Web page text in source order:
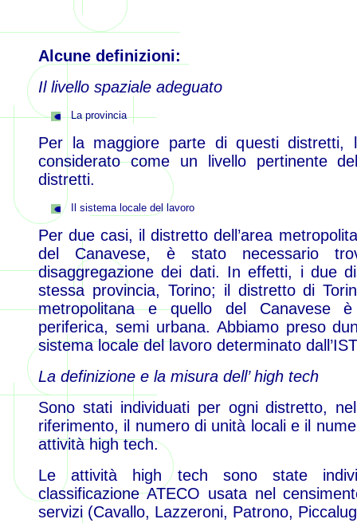
Alcune definizioni:
Il livello spaziale adeguato
La provincia
Per la maggiore parte di questi distretti,
considerato come un livello pertinente
distretti.
Il sistema locale del lavoro
Per due casi, il distretto dell’area
del Canavese, è stato necessario
disaggregazione dei dati. In effetti, i due
stessa provincia, Torino; il distretto di
metropolitana e quello del Canavese è
periferica, semi urbana. Abbiamo preso
sistema locale del lavoro determinato
La definizione e la misura dell’ high tech
Sono stati individuati per ogni distretto,
riferimento, il numero di unità locali e il
attività high tech.
Le attività high tech sono state
classificazione ATECO usata nel
servizi (Cavallo, Lazzeroni, Patrono,